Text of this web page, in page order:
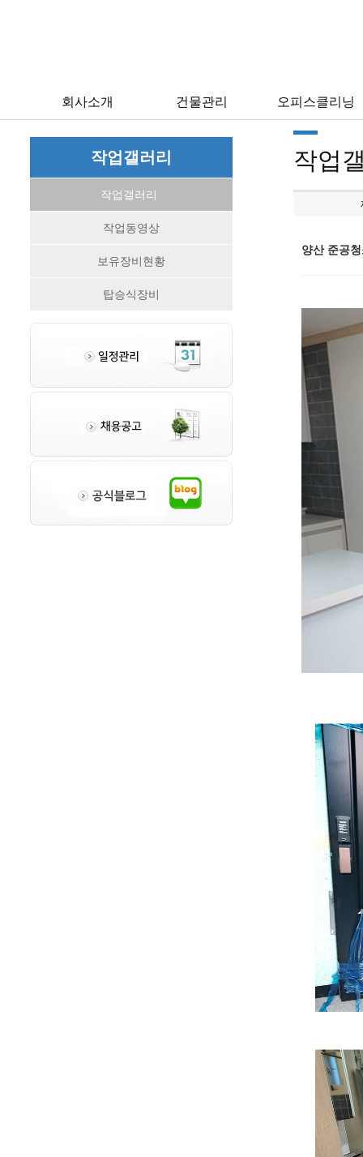
회사소개 건물관리 오피스클리닝
작업
양산 준공
작업갤러리
작업갤러리
작업동영상
보유장비현황
탑승식장비